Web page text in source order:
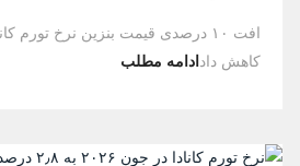
کاهش داد ادامه مطلب